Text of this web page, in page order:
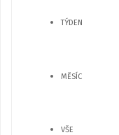
TÝDEN
MĚSÍC
VŠE